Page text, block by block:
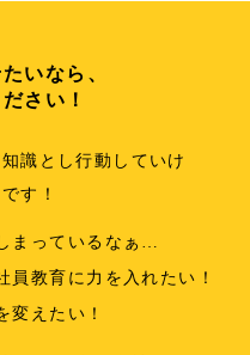
いなら、
さい！
識とし行動していけ
す！
まっているなぁ…
員教育に力を入れたい！
変えたい！